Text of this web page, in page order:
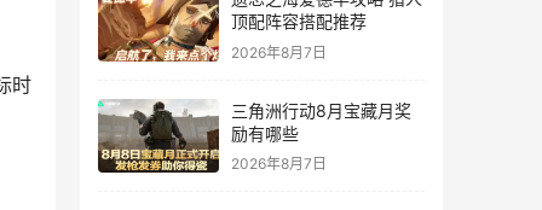
时
顶配阵容搭配推荐
2026年8月7日
三角洲行动8月宝藏月奖
励有哪些
2026年8月7日